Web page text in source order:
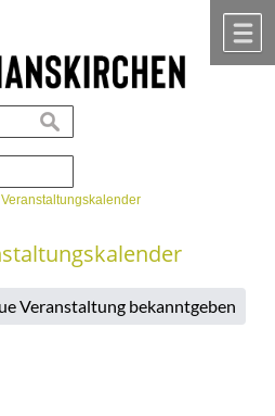
suchen
Veranstaltungskalender